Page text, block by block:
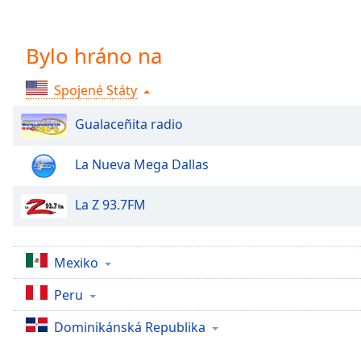
Descriptions
descriptions
off,
selected
Subtitles
subtitles
settings,
subtitles
settings
dialog
subtitles
off
selected
Bylo hráno na
Spojené Státy
Gualaceñita radio
La Nueva Mega Dallas
La Z 93.7FM
Mexiko
Peru
Dominikánská Republika